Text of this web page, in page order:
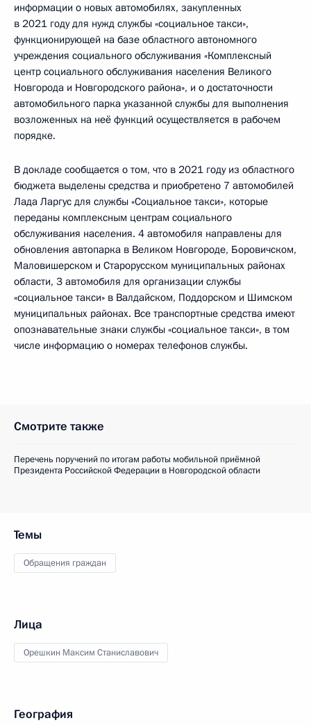
информации о новых автомобилях, закупленных
в 2021 году для нужд службы «социальное такси»,
функционирующей на базе областного автономного
учреждения социального обслуживания «Комплексный
центр социального обслуживания населения Великого
Новгорода и Новгородского района», и о достаточности
автомобильного парка указанной службы для выполнения
возложенных на неё функций осуществляется в рабочем
порядке.
В докладе сообщается о том, что в 2021 году из областного
бюджета выделены средства и приобретено 7 автомобилей
Лада Ларгус для службы «Социальное такси», которые
переданы комплексным центрам социального
обслуживания населения. 4 автомобиля направлены для
обновления автопарка в Великом Новгороде, Боровичском,
Маловишерском и Старорусском муниципальных районах
области, 3 автомобиля для организации службы
«социальное такси» в Валдайском, Поддорском и Шимском
муниципальных районах. Все транспортные средства имеют
опознавательные знаки службы «социальное такси», в том
числе информацию о номерах телефонов службы.
Смотрите также
Перечень поручений по итогам работы мобильной приёмной
Президента Российской Федерации в Новгородской области
Темы
Обращения граждан
Лица
Орешкин Максим Станиславович
География